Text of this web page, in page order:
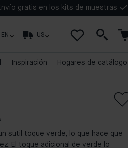
gratis en los kits de muestras
EN US
Inspiración Hogares de catálogo
sutil toque verde, lo que hace que
El toque adicional de verde lo